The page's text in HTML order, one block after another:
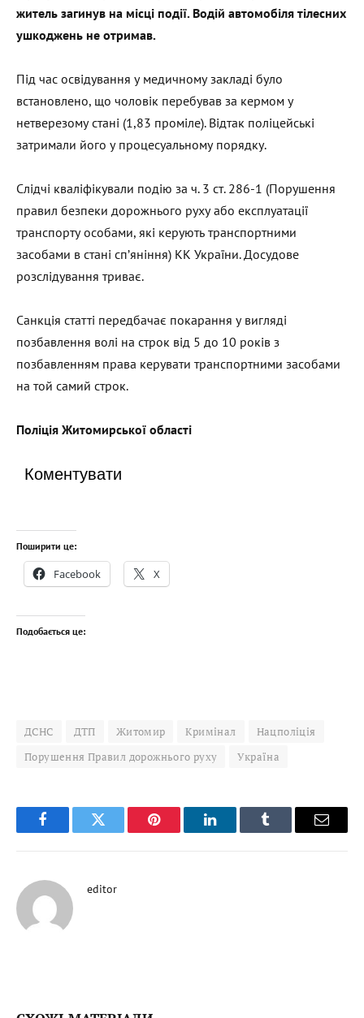
житель загинув на місці події. Водій автомобіля тілесних
ушкоджень не отримав.
Під час освідування у медичному закладі було
встановлено, що чоловік перебував за кермом у
нетверезому стані (1,83 проміле). Відтак поліцейські
затримали його у процесуальному порядку.
Слідчі кваліфікували подію за ч. 3 ст. 286-1 (Порушення
правил безпеки дорожнього руху або експлуатації
транспорту особами, які керують транспортними
засобами в стані сп’яніння) КК України. Досудове
розслідування триває.
Санкція статті передбачає покарання у вигляді
позбавлення волі на строк від 5 до 10 років з
позбавленням права керувати транспортними засобами
на той самий строк.
Поліція Житомирської області
Коментувати
Поширити це:
Facebook X
Подобається це:
ДСНС ДТП Житомир Кримінал
Нацполіція
Порушення Правил дорожнього руху
Україна
FacebookTwitter Pinterest LinkedInTumblr Email
editor